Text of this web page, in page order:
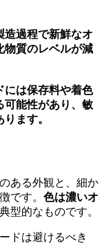
造過程で新鮮なオ
物質のレベルが減
には保存料や着色
可能性があり、敏
ます。
ある外観と、細か
です。 色は濃いオ
型的なものです。
ドは避けるべき